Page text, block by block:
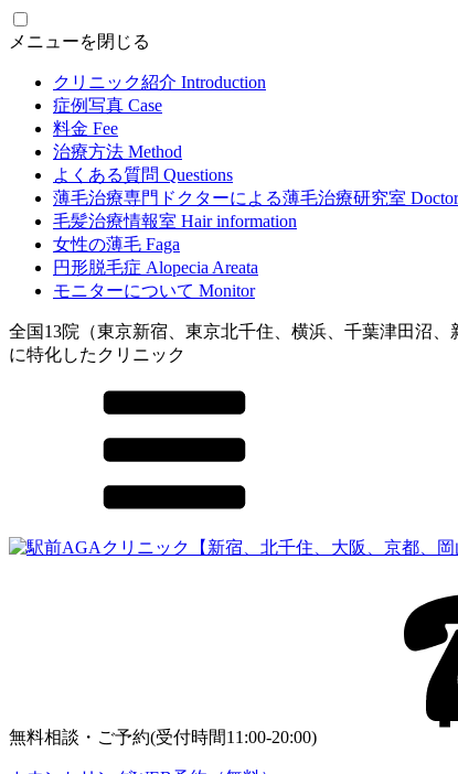
メニューを閉じる
クリニック紹介 Introduction
症例写真 Case
料金 Fee
治療方法 Method
よくある質問 Questions
薄毛治療専門ドクターによる薄毛治療研究室
毛髪治療情報室 Hair information
女性の薄毛 Faga
円形脱毛症 Alopecia Areata
モニターについて Monitor
全国13院（東京新宿、東京北千住、横浜、千葉津田沼
に特化したクリニック
無料相談・ご予約(受付時間11:00-20:00)